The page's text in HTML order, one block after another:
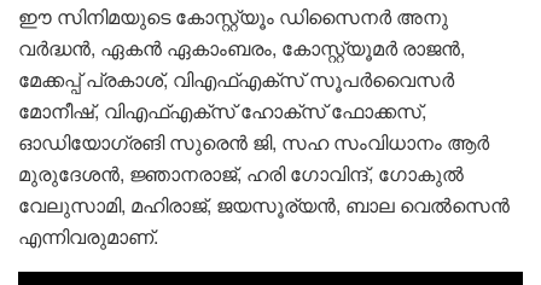
ഈ സിനിമയുടെ കോസ്റ്റ്യൂം ഡിസൈനര്‍ അനു
വര്‍ദ്ധൻ, ഏകൻ ഏകാംബരം, കോസ്റ്റ്യൂമര്‍ രാജൻ,
മേക്കപ്പ് പ്രകാശ്, വിഎഫ്എക്സ് സൂപര്‍വൈസര്‍
മോനീഷ്, വിഎഫ്എക്സ് ഹോക്സ് ഫോക്കസ്,
ഓഡിയോഗ്രങി സുരെൻ ജി, സഹ സംവിധാനം ആര്‍
മുരുദേശൻ, ജ്ഞാനരാജ്, ഹരി ഗോവിന്ദ്, ഗോകുല്‍
വേലുസാമി, മഹിരാജ്, ജയസൂര്യൻ, ബാല വെല്‍സെൻ
എന്നിവരുമാണ്.